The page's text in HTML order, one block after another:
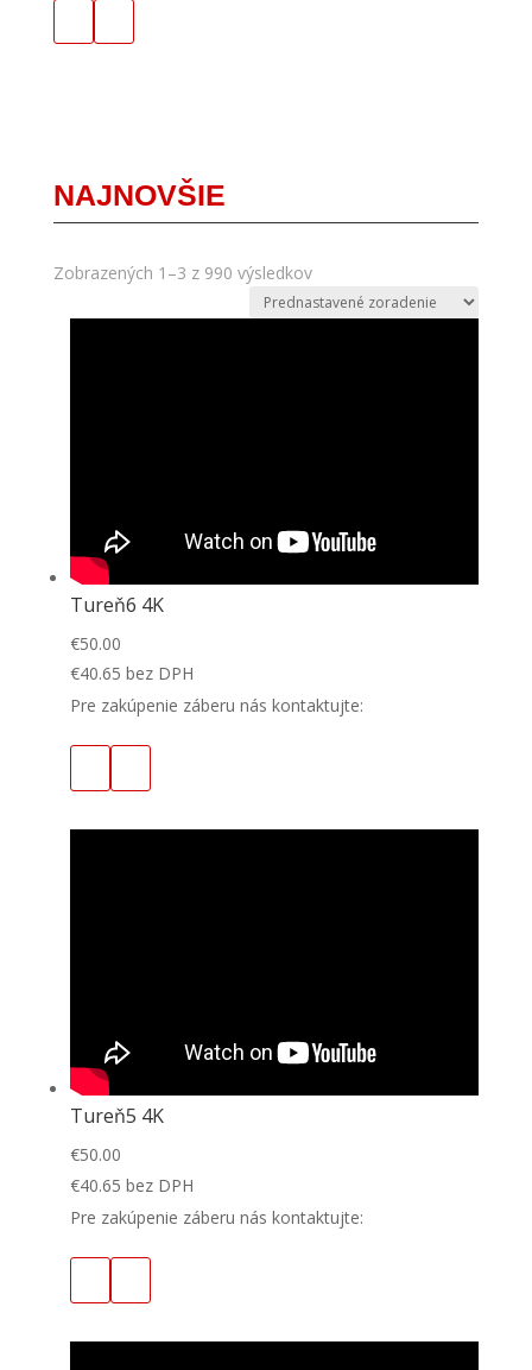
NAJNOVŠIE
Zobrazených 1–3 z 990 výsledkov
Tureň6 4K
€50.00
€40.65 bez DPH
Pre zakúpenie záberu nás kontaktujte:
Tureň5 4K
€50.00
€40.65 bez DPH
Pre zakúpenie záberu nás kontaktujte: